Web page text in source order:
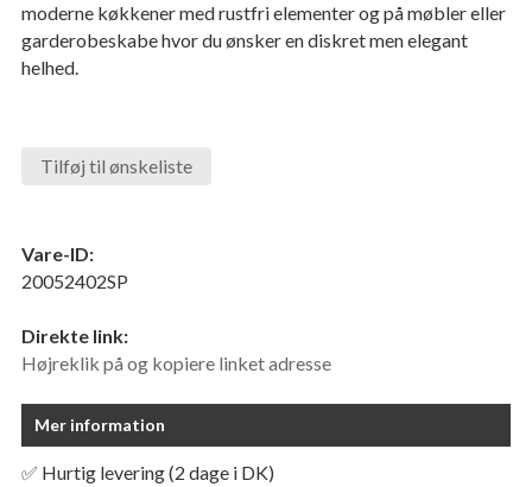
moderne køkkener med rustfri elementer og på møbler eller
garderobeskabe hvor du ønsker en diskret men elegant
helhed.
Tilføj til ønskeliste
Vare-ID:
20052402SP
Direkte link:
Højreklik på og kopiere linket adresse
Mer information
✅ Hurtig levering (2 dage i DK)